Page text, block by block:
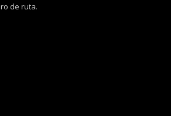
de ruta.